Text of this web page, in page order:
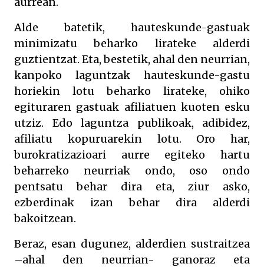
Alde batetik, hauteskunde-gastuak
minimizatu beharko lirateke alderdi
guztientzat. Eta, bestetik, ahal den neurrian,
kanpoko laguntzak hauteskunde-gastu
horiekin lotu beharko lirateke, ohiko
egituraren gastuak afiliatuen kuoten esku
utziz. Edo laguntza publikoak, adibidez,
afiliatu kopuruarekin lotu. Oro har,
burokratizazioari aurre egiteko hartu
beharreko neurriak ondo, oso ondo
pentsatu behar dira eta, ziur asko,
ezberdinak izan behar dira alderdi
bakoitzean.
Beraz, esan dugunez, alderdien sustraitzea
–ahal den neurrian- ganoraz eta